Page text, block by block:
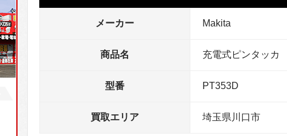
メーカー Makita
商品名 充電式ピンタッカ
型番 PT353D
買取エリア 埼玉県川口市